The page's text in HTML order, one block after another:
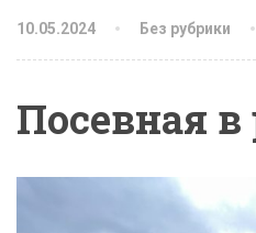
10.05.2024 Без рубрики
Посевная в